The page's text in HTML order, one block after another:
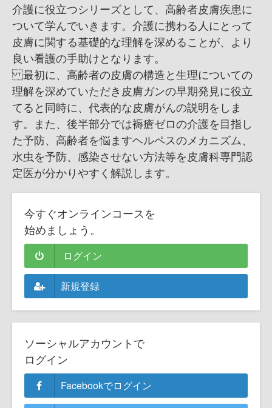
介護に役立つシリーズとして、高齢者皮膚疾患に
ついて学んでいきます。介護に携わる人にとって
皮膚に関する基礎的な理解を深めることが、より
良い看護の手助けとなります。
最初に、高齢者の皮膚の構造と生理についての
理解を深めていただき皮膚ガンの早期発見に役立
てると同時に、代表的な皮膚がんの説明をしま
す。また、後半部分では褥瘡ゼロの介護を目指し
た予防、高齢者を悩ますヘルペスのメカニズム、
水虫を予防、感染させない方法等を皮膚科専門認
定医が分かりやすく解説します。
今すぐオンラインコースを
始めましょう。
ログイン
新規登録
ソーシャルアカウントで
ログイン
Facebookでログイン